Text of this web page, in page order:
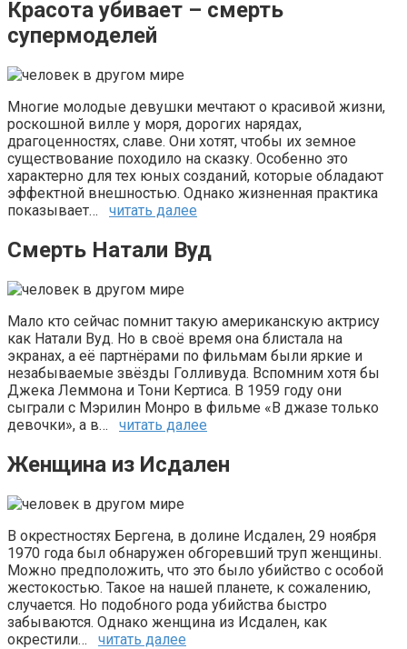
Красота убивает – смерть
супермоделей
Многие молодые девушки мечтают о красивой жизни,
роскошной вилле у моря, дорогих нарядах,
драгоценностях, славе. Они хотят, чтобы их земное
существование походило на сказку. Особенно это
характерно для тех юных созданий, которые обладают
эффектной внешностью. Однако жизненная практика
показывает… читать далее
Смерть Натали Вуд
Мало кто сейчас помнит такую американскую актрису
как Натали Вуд. Но в своё время она блистала на
экранах, а её партнёрами по фильмам были яркие и
незабываемые звёзды Голливуда. Вспомним хотя бы
Джека Леммона и Тони Кертиса. В 1959 году они
сыграли с Мэрилин Монро в фильме «В джазе только
девочки», а в… читать далее
Женщина из Исдален
В окрестностях Бергена, в долине Исдален, 29 ноября
1970 года был обнаружен обгоревший труп женщины.
Можно предположить, что это было убийство с особой
жестокостью. Такое на нашей планете, к сожалению,
случается. Но подобного рода убийства быстро
забываются. Однако женщина из Исдален, как
окрестили… читать далее